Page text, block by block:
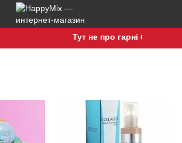
Тут не про гарні баночки,